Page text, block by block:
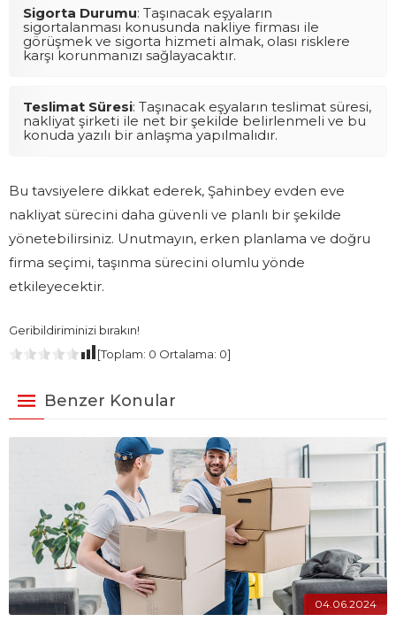
Sigorta Durumu: Taşınacak eşyaların
sigortalanması konusunda nakliye firması ile
görüşmek ve sigorta hizmeti almak, olası risklere
karşı korunmanızı sağlayacaktır.
Teslimat Süresi: Taşınacak eşyaların teslimat süresi,
nakliyat şirketi ile net bir şekilde belirlenmeli ve bu
konuda yazılı bir anlaşma yapılmalıdır.
Bu tavsiyelere dikkat ederek, Şahinbey evden eve
nakliyat sürecini daha güvenli ve planlı bir şekilde
yönetebilirsiniz. Unutmayın, erken planlama ve doğru
firma seçimi, taşınma sürecini olumlu yönde
etkileyecektir.
Geribildiriminizi bırakın!
[Toplam: 0 Ortalama: 0]
Benzer Konular
04.06.2024